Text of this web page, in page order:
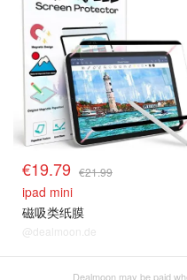
€19.79 €21.99
ipad mini
磁吸类纸膜
@dealmoon.de
Dealmoon may be paid